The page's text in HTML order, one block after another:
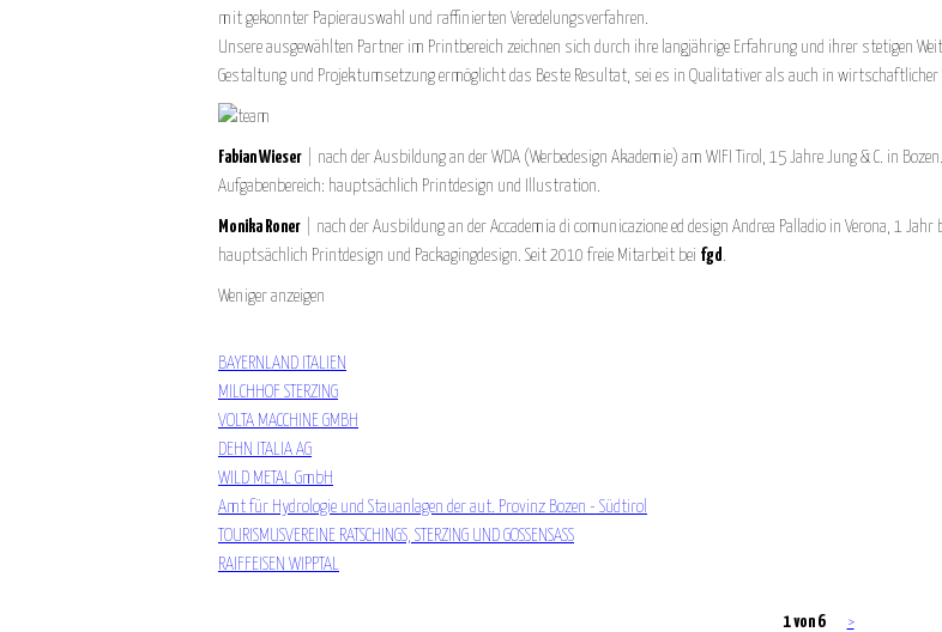
mit gekonnter Papierauswahl und raffinierten Veredelungsverfahren.
Unsere ausgewählten Partner im Printbereich zeichnen sich durch ihre langjährige Erfahrung und ihrer stetigen
Gestaltung und Projektumsetzung ermöglicht das Beste Resultat, sei es in Qualitativer als auch in wirtschaftlicher
Fabian Wieser | nach der Ausbildung an der WDA (Werbedesign Akademie) am WIFI Tirol, 15 Jahre Jung & C. in Bozen.
Aufgabenbereich: hauptsächlich Printdesign und Illustration.
Monika Roner | nach der Ausbildung an der Accademia di comunicazione ed design Andrea Palladio in Verona, 1 Jahr
hauptsächlich Printdesign und Packagingdesign. Seit 2010 freie Mitarbeit bei fgd.
Weniger anzeigen
BAYERNLAND ITALIEN
MILCHHOF STERZING
VOLTA MACCHINE GMBH
DEHN ITALIA AG
WILD METAL GmbH
Amt für Hydrologie und Stauanlagen der aut. Provinz Bozen - Südtirol
TOURISMUSVEREINE RATSCHINGS, STERZING UND GOSSENSASS
RAIFFEISEN WIPPTAL
1 von 6 >